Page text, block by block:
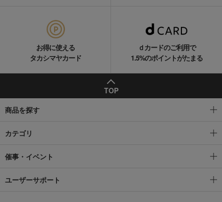
お得に使える
タカシマヤカード
ｄカードのご利用で
1.5%のポイントがたまる
TOP
商品を探す
カテゴリ
催事・イベント
ユーザーサポート